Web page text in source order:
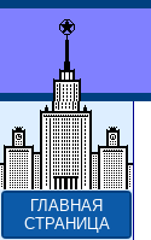
ГЛАВНАЯ
СТРАНИЦА